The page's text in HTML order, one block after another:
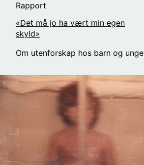
Rapport
«Det må jo ha vært min egen
skyld»
Om utenforskap hos barn og unge